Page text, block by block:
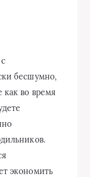
бесшумно,
как во время
экономить